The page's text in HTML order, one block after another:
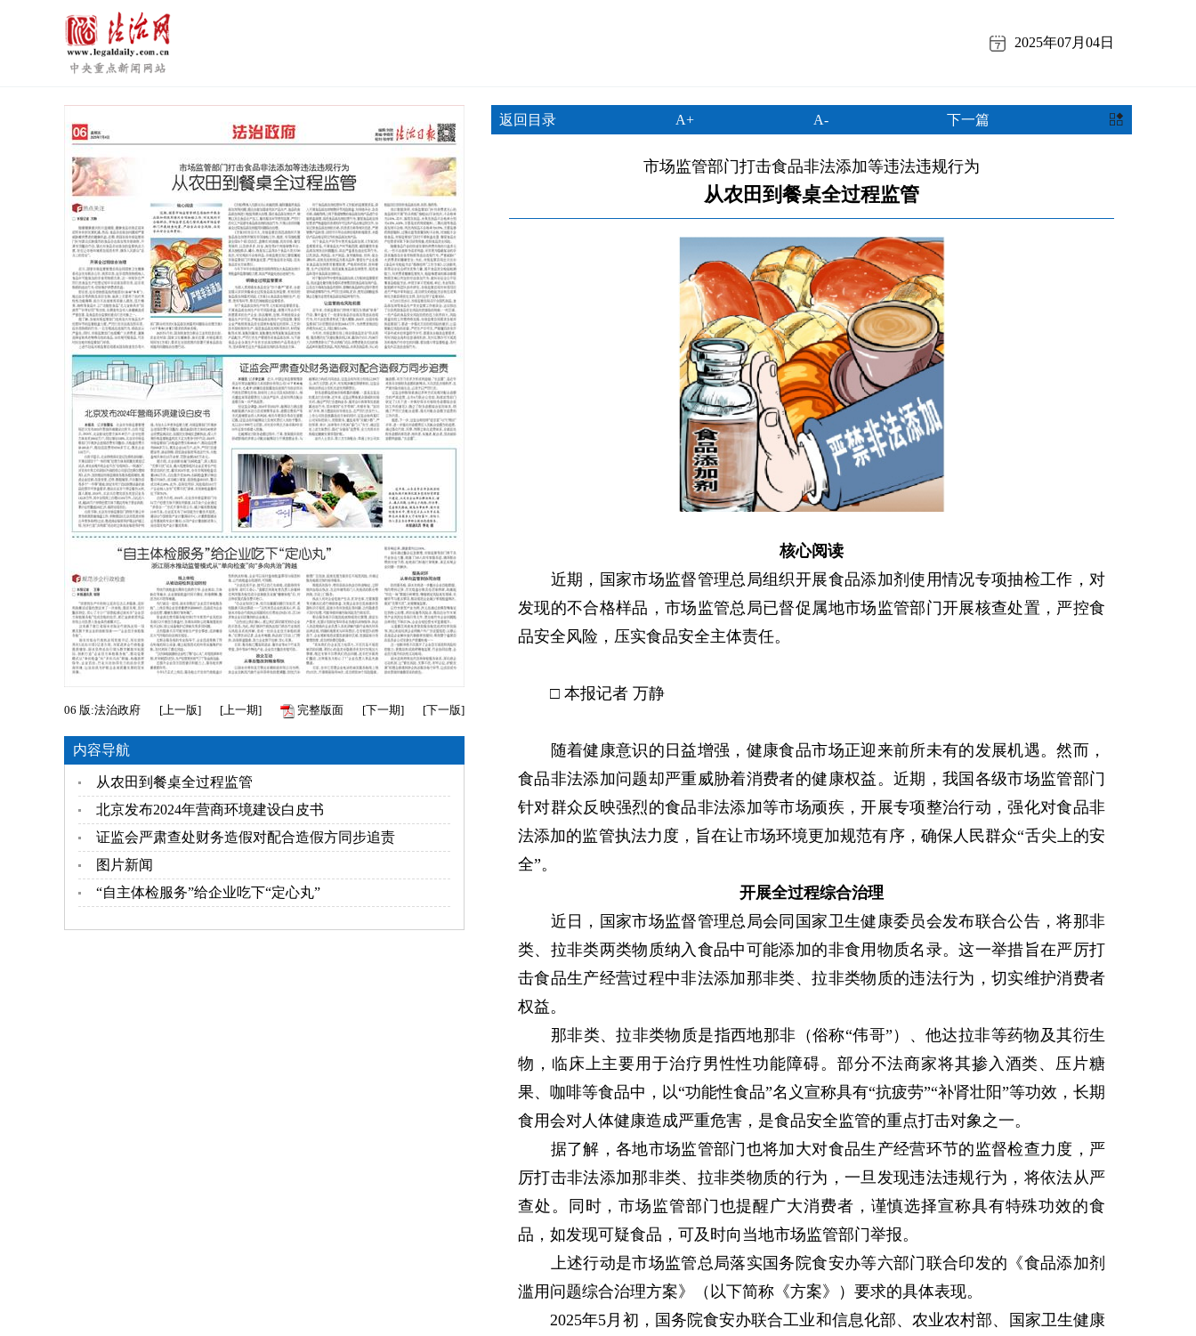
2025年07月04日
06 版:法治政府 [上一版] [上一期] 完整版面 [下一期] [下一版]
内容导航
从农田到餐桌全过程监管
北京发布2024年营商环境建设白皮书
证监会严肃查处财务造假对配合造假方同步追责
图片新闻
“自主体检服务”给企业吃下“定心丸”
返回目录 A+ A- 下一篇
市场监管部门打击食品非法添加等违法违规行为
从农田到餐桌全过程监管
核心阅读
近期，国家市场监督管理总局组织开展食品添加剂使用情况专项抽检工作，对
发现的不合格样品，市场监管总局已督促属地市场监管部门开展核查处置，严控食
品安全风险，压实食品安全主体责任。
□ 本报记者 万静
随着健康意识的日益增强，健康食品市场正迎来前所未有的发展机遇。然而，
食品非法添加问题却严重威胁着消费者的健康权益。近期，我国各级市场监管部门
针对群众反映强烈的食品非法添加等市场顽疾，开展专项整治行动，强化对食品非
法添加的监管执法力度，旨在让市场环境更加规范有序，确保人民群众“舌尖上的安
全”。
开展全过程综合治理
近日，国家市场监督管理总局会同国家卫生健康委员会发布联合公告，将那非
类、拉非类两类物质纳入食品中可能添加的非食用物质名录。这一举措旨在严厉打
击食品生产经营过程中非法添加那非类、拉非类物质的违法行为，切实维护消费者
权益。
那非类、拉非类物质是指西地那非（俗称“伟哥”）、他达拉非等药物及其衍生
物，临床上主要用于治疗男性性功能障碍。部分不法商家将其掺入酒类、压片糖
果、咖啡等食品中，以“功能性食品”名义宣称具有“抗疲劳”“补肾壮阳”等功效，长期
食用会对人体健康造成严重危害，是食品安全监管的重点打击对象之一。
据了解，各地市场监管部门也将加大对食品生产经营环节的监督检查力度，严
厉打击非法添加那非类、拉非类物质的行为，一旦发现违法违规行为，将依法从严
查处。同时，市场监管部门也提醒广大消费者，谨慎选择宣称具有特殊功效的食
品，如发现可疑食品，可及时向当地市场监管部门举报。
上述行动是市场监管总局落实国务院食安办等六部门联合印发的《食品添加剂
滥用问题综合治理方案》（以下简称《方案》）要求的具体表现。
2025年5月初，国务院食安办联合工业和信息化部、农业农村部、国家卫生健康